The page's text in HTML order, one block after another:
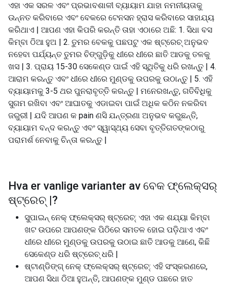
ଏହା ଏକ ସରଳ ଏବଂ ପ୍ରଭାବଶାଳୀ ବ୍ୟାୟାମ ଯାହା ନମନୀୟତାକୁ
ଉନ୍ନତ କରିବାରେ ଏବଂ ବେକରେ ଟେନସନ ହ୍ରାସ କରିବାରେ ସାହାଯ୍ୟ
କରିଥାଏ | ଆପଣ ଏହା କିପରି କରନ୍ତି ତାହା ଏଠାରେ ଅଛି: 1. ସିଧା ବସ
କିମ୍ବା ଠିଆ ହୁଅ | 2. ତୁମର ବେକକୁ ପଛପଟୁ ଏକ ଷ୍ଟ୍ରେଚ୍ ଅନୁଭବ
ନହେବା ପର୍ଯ୍ୟନ୍ତ ତୁମର ଚିଙ୍ଗୁଡ଼ିକୁ ଧୀରେ ଧୀରେ ଛାତି ଆଡକୁ ତଳକୁ
ଖସ | 3. ପ୍ରାୟ 15-30 ସେକେଣ୍ଡ ପାଇଁ ଏହି ସ୍ଥିତିକୁ ଧରି ରଖନ୍ତୁ | 4.
ଆରାମ କରନ୍ତୁ ଏବଂ ଧୀରେ ଧୀରେ ମୁଣ୍ଡକୁ ଉପରକୁ ଉଠାନ୍ତୁ | 5. ଏହି
ବ୍ୟାୟାମକୁ 3-5 ଥର ପୁନରାବୃତ୍ତି କରନ୍ତୁ | ମନେରଖନ୍ତୁ, ଗତିବିଧିକୁ
ସୁଗମ ରଖିବା ଏବଂ ଆଘାତକୁ ଏଡାଇବା ପାଇଁ ଅଧିକ କଠିନ ନକରିବା
ଜରୁରୀ | ଯଦି ଆପଣ କ pain ଣସି ଯନ୍ତ୍ରଣା ଅନୁଭବ କରୁଛନ୍ତି,
ବ୍ୟାୟାମ ବନ୍ଦ କରନ୍ତୁ ଏବଂ ସ୍ୱାସ୍ଥ୍ୟ ସେବା ବୃତ୍ତିଗତଙ୍କଠାରୁ
ପରାମର୍ଶ ନେବାକୁ ଚିନ୍ତା କରନ୍ତୁ |
Hva er vanlige varianter av ବେକ ଫ୍ଲେକ୍ସର୍
ଷ୍ଟ୍ରେଚ୍ |?
ସୁପାଇନ୍ ନେକ୍ ଫ୍ଲେକ୍ସର୍ ଷ୍ଟ୍ରେଚ୍: ଏହା ଏକ ଶଯ୍ୟା କିମ୍ବା
ଖଟ ଉପରେ ଆପଣଙ୍କ ପିଠିରେ ସମତଳ ହୋଇ ପଡ଼ିଥାଏ ଏବଂ
ଧୀରେ ଧୀରେ ମୁଣ୍ଡକୁ ଉପରକୁ ଉଠାଇ ଛାତି ଆଡକୁ ଆଣେ, କିଛି
ସେକେଣ୍ଡ ଧରି ଷ୍ଟ୍ରେଚ୍ ଧରି |
ଷ୍ଟାଣ୍ଡିଙ୍ଗ୍ ନେକ୍ ଫ୍ଲେକ୍ସର୍ ଷ୍ଟ୍ରେଚ୍: ଏହି ସଂସ୍କରଣରେ,
ଆପଣ ସିଧା ଠିଆ ହୁଅନ୍ତି, ଆପଣଙ୍କ ମୁଣ୍ଡ ପଛରେ ହାତ